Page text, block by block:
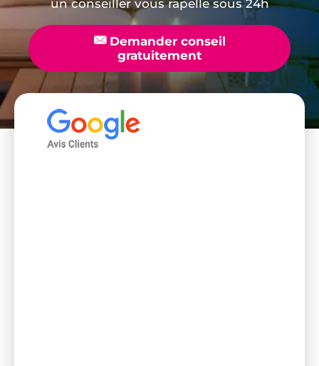
un conseiller vous rapelle sous 24h
📧Demander conseil
gratuitement